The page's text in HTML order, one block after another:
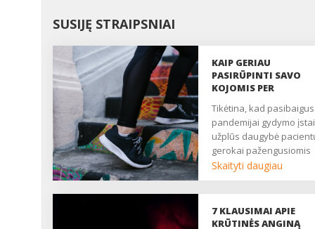
SUSIJĘ STRAIPSNIAI
KAIP GERIAU
PASIRŪPINTI SAVO
KOJOMIS PER
Tikėtina, kad pasibaigus
pandemijai gydymo
užplūs daugybė
gerokai pažengusiomis
venų ligomis. Juk lėtinio
niekur nedingo, ir,
pandemijos metu jų
Skaityti daugiau
7 KLAUSIMAI APIE
KRŪTINĖS ANGINĄ